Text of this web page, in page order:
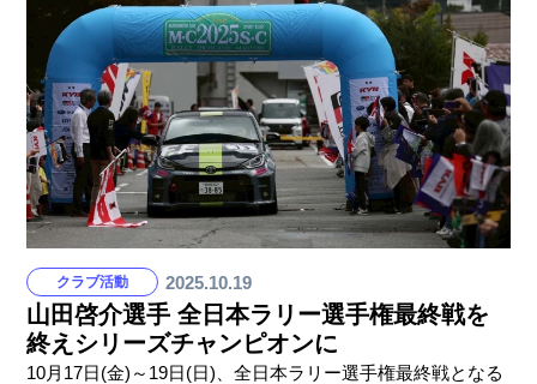
す。会見ではプロジェクトの目的やSUPPOTのビジョンな
どを説明。静岡大学の福田教授は「ロボットが行き来して
いる活気あるキャンパスにしたい」と話し、ソミックトラ
ンスフォーメーションの石川代表取締役は「アメリカの大
学ではロボットと大学のコラボレーションがたくさんあ
り、キャン
クラブ活動 2025.10.19
山田啓介選手 全日本ラリー選手権最終戦を
終えシリーズチャンピオンに
10月17日(金)～19日(日)、全日本ラリー選手権最終戦となる